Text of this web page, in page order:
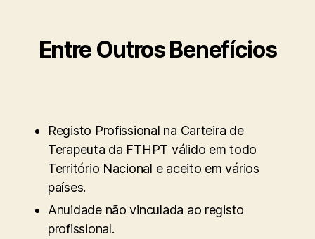
Entre Outros Benefícios
Registo Profissional na Carteira de
Terapeuta da FTHPT válido em todo
Território Nacional e aceito em vários
países.
Anuidade não vinculada ao registo
profissional.